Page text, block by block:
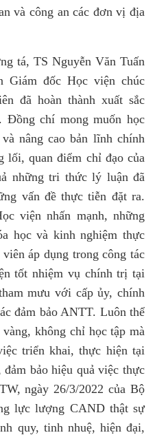
và công an các đơn vị địa
tá, TS Nguyễn Văn Tuấn
Giám đốc Học viện chúc
đã hoàn thành xuất sắc
Đồng chí mong muốn học
nâng cao bản lĩnh chính
lối, quan điểm chỉ đạo của
những tri thức lý luận đã
vấn đề thực tiễn đặt ra.
viện nhấn mạnh, những
học và kinh nghiệm thực
áp dụng trong công tác
tốt nhiệm vụ chính trị tại
mưu với cấp ủy, chính
đảm bảo ANTT. Luôn thể
không chỉ học tập mà
triển khai, thực hiện tại
bảo hiệu quả việc thực
ngày 26/3/2022 của Bộ
lực lượng CAND thật sự
quy, tinh nhuệ, hiện đại,